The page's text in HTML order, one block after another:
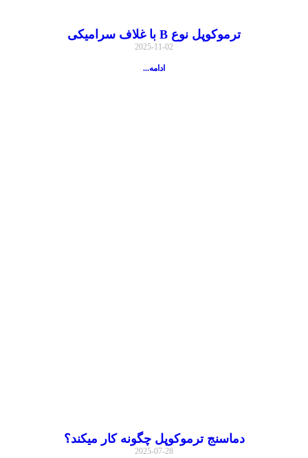
ترموکوپل نوع B با غلاف سرامیکی
2025-11-02
ادامه...
دماسنج ترموکوپل چگونه کار میکند؟
2025-07-28